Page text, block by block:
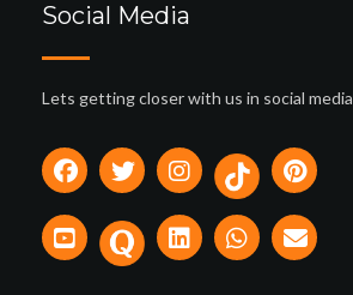
Social Media
Lets getting closer with us in social media